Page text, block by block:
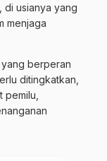
di usianya yang
menjaga
yang berperan
ditingkatkan,
pemilu,